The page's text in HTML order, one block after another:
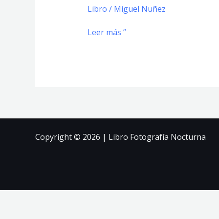
Libro / Miguel Nuñez
Ruido
Leer más ”
Copyright © 2026 | Libro Fotografía Nocturna